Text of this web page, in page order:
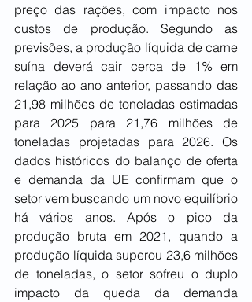
preço das rações, com impacto nos
custos de produção. Segundo as
previsões, a produção líquida de carne
suína deverá cair cerca de 1% em
relação ao ano anterior, passando das
21,98 milhões de toneladas estimadas
para 2025 para 21,76 milhões de
toneladas projetadas para 2026. Os
dados históricos do balanço de oferta
e demanda da UE confirmam que o
setor vem buscando um novo equilíbrio
há vários anos. Após o pico da
produção bruta em 2021, quando a
produção líquida superou 23,6 milhões
de toneladas, o setor sofreu o duplo
impacto da queda da demanda